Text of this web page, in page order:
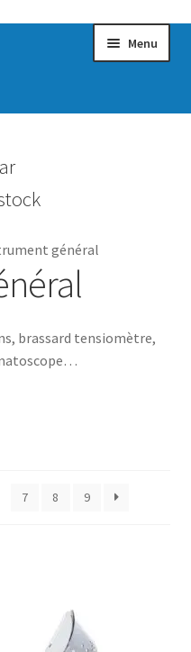
Menu
général
brassard tensiomètre,
7 8 9